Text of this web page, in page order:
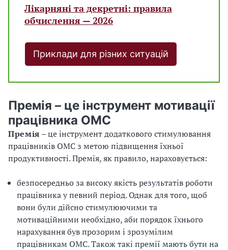
Лікарняні та декретні: правила
обчислення — 2026
Приклади для різних ситуацій
Премія – це інструмент мотивації
працівника ОМС
Премія – це інструмент додаткового стимулювання
працівників ОМС з метою підвищення їхньої
продуктивності. Премія, як правило, нараховується:
безпосередньо за високу якість результатів роботи
працівника у певний період. Однак для того, щоб
вони були дійсно стимулюючими та
мотиваційними необхідно, аби порядок їхнього
нарахування був прозорим і зрозумілим
працівникам ОМС. Також такі премії мають бути на